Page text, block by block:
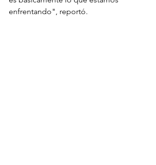
enfrentando", reportó.